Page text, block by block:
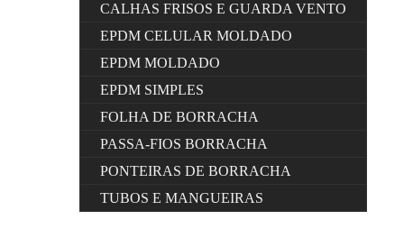
CALHAS FRISOS E GUARDA VENTO
EPDM CELULAR MOLDADO
EPDM MOLDADO
EPDM SIMPLES
FOLHA DE BORRACHA
PASSA-FIOS BORRACHA
PONTEIRAS DE BORRACHA
TUBOS E MANGUEIRAS